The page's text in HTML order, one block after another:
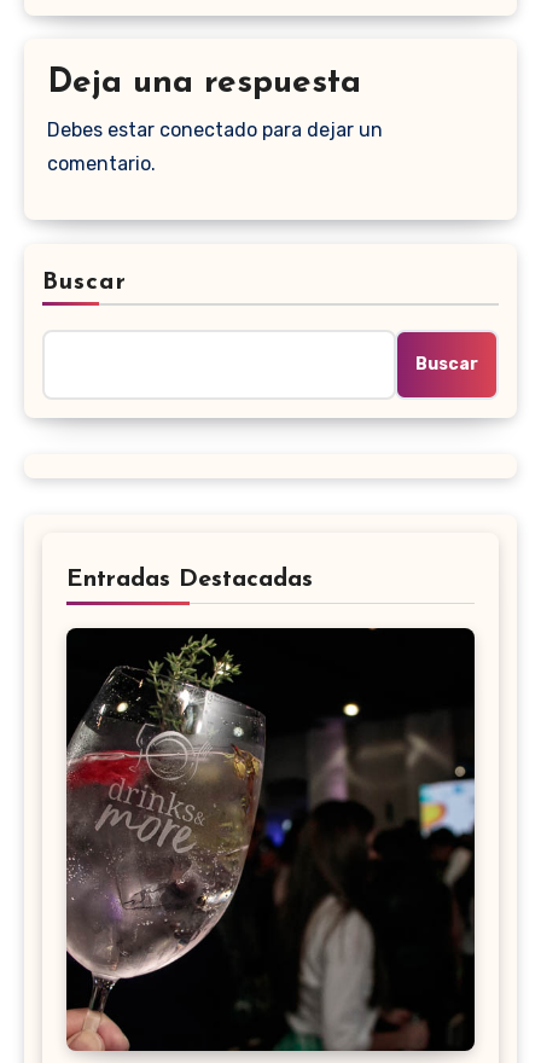
Deja una respuesta
Debes estar conectado para dejar un
comentario.
Buscar
Buscar
Entradas Destacadas